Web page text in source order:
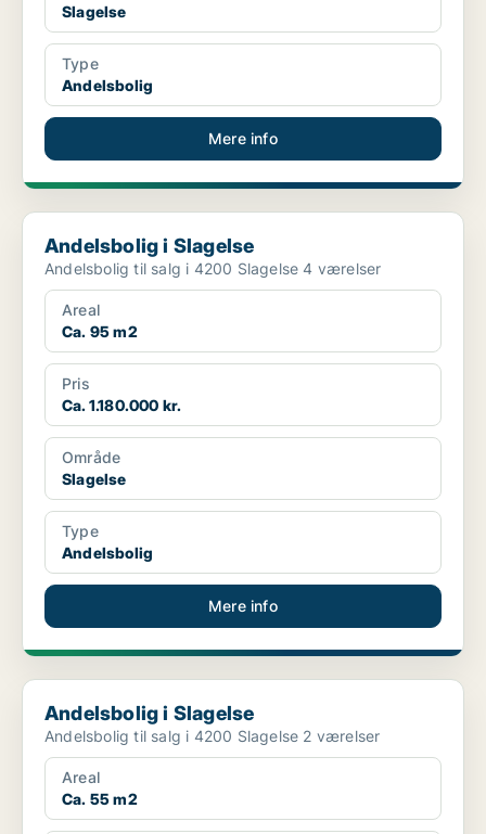
Slagelse
Type
Andelsbolig
Mere info
Andelsbolig i Slagelse
Andelsbolig i Slagelse
Andelsbolig til salg i 4200 Slagelse 4 værelser
Areal
Ca. 95 m2
Pris
Ca. 1.180.000 kr.
Område
Slagelse
Type
Andelsbolig
Mere info
Andelsbolig i Slagelse
Andelsbolig i Slagelse
Andelsbolig til salg i 4200 Slagelse 2 værelser
Areal
Ca. 55 m2